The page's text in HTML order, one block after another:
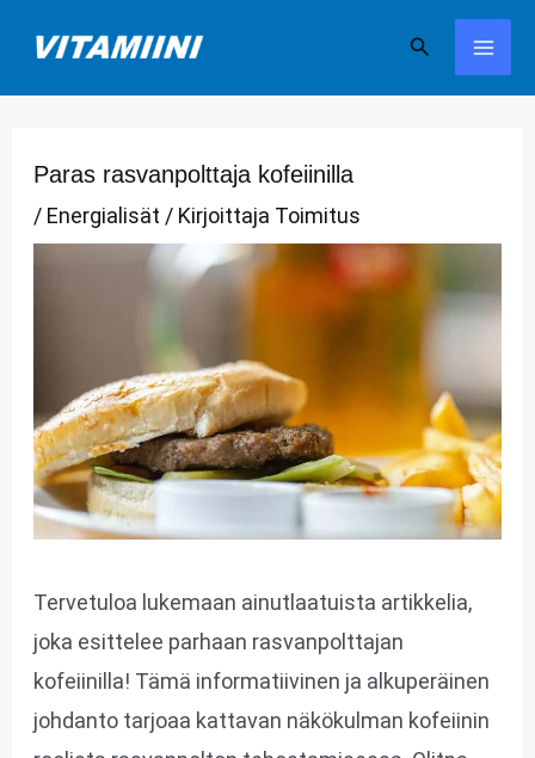
sisältöön
Hae
Paras rasvanpolttaja kofeiinilla
/ Energialisät / Kirjoittaja Toimitus
Tervetuloa lukemaan ainutlaatuista artikkelia,
joka esittelee parhaan rasvanpolttajan
kofeiinilla! Tämä informatiivinen ja alkuperäinen
johdanto tarjoaa kattavan näkökulman kofeiinin